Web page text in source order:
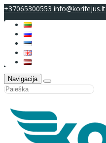
+37065300553 info@korifejus.lt
Navigacija